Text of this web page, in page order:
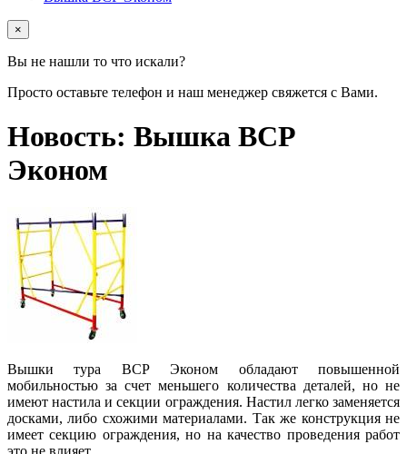
×
Вы не нашли то что искали?
Просто оставьте телефон и наш менеджер свяжется с Вами.
Новость: Вышка ВСР
Эконом
Вышки тура ВСР Эконом обладают повышенной
мобильностью за счет меньшего количества деталей, но не
имеют настила и секции ограждения. Настил легко заменяется
досками, либо схожими материалами. Так же конструкция не
имеет секцию ограждения, но на качество проведения работ
это не влияет.